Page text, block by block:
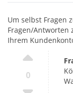
Um selbst Fragen
Fragen/Antworten
Ihrem
0